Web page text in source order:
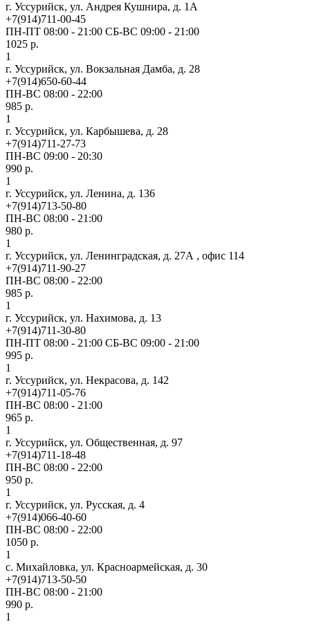
г. Уссурийск, ул. Андрея Кушнира, д. 1А
+7(914)711-00-45
ПН-ПТ 08:00 - 21:00 СБ-ВС 09:00 - 21:00
1025 р.
1
г. Уссурийск, ул. Вокзальная Дамба, д. 28
+7(914)650-60-44
ПН-ВС 08:00 - 22:00
985 р.
1
г. Уссурийск, ул. Карбышева, д. 28
+7(914)711-27-73
ПН-ВС 09:00 - 20:30
990 р.
1
г. Уссурийск, ул. Ленина, д. 136
+7(914)713-50-80
ПН-ВС 08:00 - 21:00
980 р.
1
г. Уссурийск, ул. Ленинградская, д. 27А , офис 114
+7(914)711-90-27
ПН-ВС 08:00 - 22:00
985 р.
1
г. Уссурийск, ул. Нахимова, д. 13
+7(914)711-30-80
ПН-ПТ 08:00 - 21:00 СБ-ВС 09:00 - 21:00
995 р.
1
г. Уссурийск, ул. Некрасова, д. 142
+7(914)711-05-76
ПН-ВС 08:00 - 21:00
965 р.
1
г. Уссурийск, ул. Общественная, д. 97
+7(914)711-18-48
ПН-ВС 08:00 - 22:00
950 р.
1
г. Уссурийск, ул. Русская, д. 4
+7(914)066-40-60
ПН-ВС 08:00 - 22:00
1050 р.
1
с. Михайловка, ул. Красноармейская, д. 30
+7(914)713-50-50
ПН-ВС 08:00 - 21:00
990 р.
1